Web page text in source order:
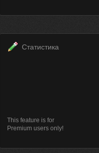
Статистика
This feature is for
Premium users only!